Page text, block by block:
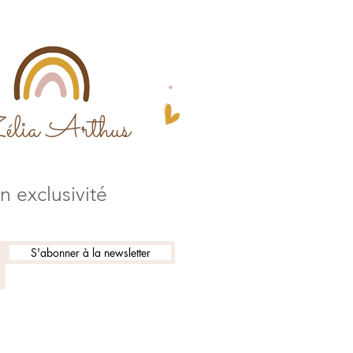
Arthus
exclusivité
S'abonner à la newsletter